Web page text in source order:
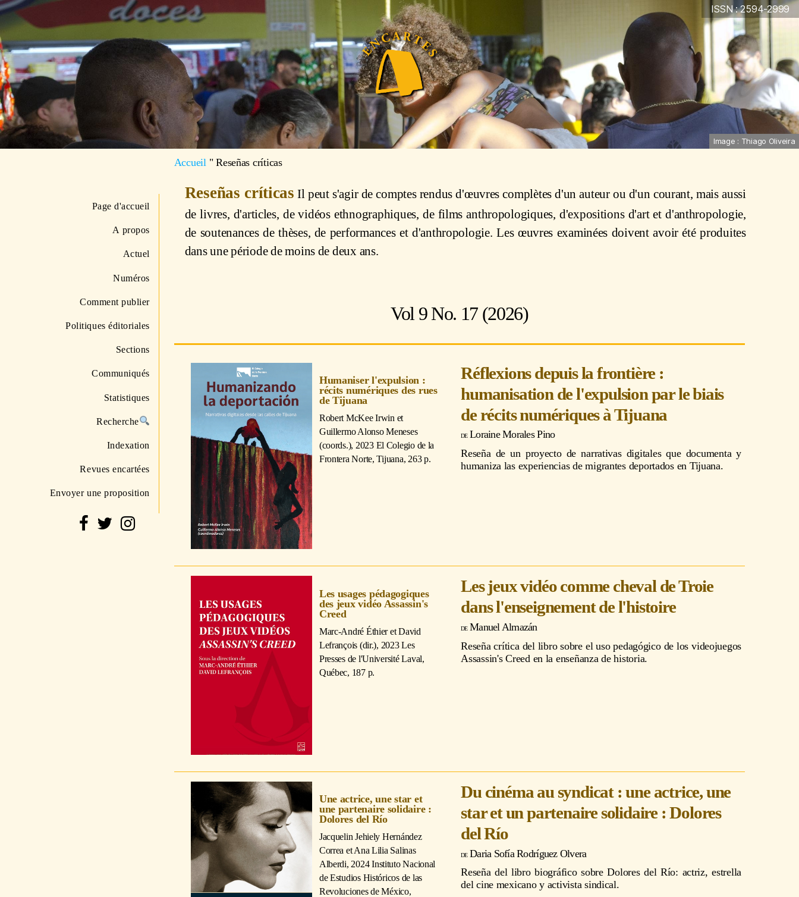
ISSN : 2594-2999
Image : Thiago Oliveira
Page d'accueil
A propos
Actuel
Numéros
Comment publier
Politiques éditoriales
Sections
Communiqués
Statistiques
Recherche
Indexation
Revues encartées
Envoyer une proposition
Accueil"Reseñas críticas
Reseñas críticas Il peut s'agir de comptes rendus d'œuvres complètes d'un auteur ou d'un courant, mais aussi
de livres, d'articles, de vidéos ethnographiques, de films anthropologiques, d'expositions d'art et d'anthropologie,
de soutenances de thèses, de performances et d'anthropologie. Les œuvres examinées doivent avoir été produites
dans une période de moins de deux ans.
Vol 9 No. 17 (2026)
Humaniser l'expulsion :
récits numériques des rues
de Tijuana
Robert McKee Irwin et
Guillermo Alonso Meneses
(coords.), 2023 El Colegio de la
Frontera Norte, Tijuana, 263 p.
Réflexions depuis la frontière :
humanisation de l'expulsion par le biais
de récits numériques à Tijuana
Loraine Morales Pino
Reseña de un proyecto de narrativas digitales que documenta y
humaniza las experiencias de migrantes deportados en Tijuana.
Les usages pédagogiques
des jeux vidéo Assassin's
Creed
Marc-André Éthier et David
Lefrançois (dir.), 2023 Les
Presses de l'Université Laval,
Québec, 187 p.
Les jeux vidéo comme cheval de Troie
dans l'enseignement de l'histoire
Manuel Almazán
Reseña crítica del libro sobre el uso pedagógico de los videojuegos
Assassin's Creed en la enseñanza de historia.
Une actrice, une star et
une partenaire solidaire :
Dolores del Río
Jacquelin Jehiely Hernández
Correa et Ana Lilia Salinas
Alberdi, 2024 Instituto Nacional
de Estudios Históricos de las
Revoluciones de México,
Du cinéma au syndicat : une actrice, une
star et un partenaire solidaire : Dolores
del Río
Daria Sofía Rodríguez Olvera
Reseña del libro biográfico sobre Dolores del Río: actriz, estrella
del cine mexicano y activista sindical.